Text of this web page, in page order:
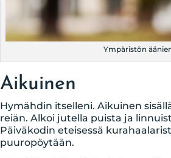
Ympäristön
Aikuinen
Hymähdin itselleni. Aikuinen
reiän. Alkoi jutella puista ja
Päiväkodin eteisessä
puuropöytään.